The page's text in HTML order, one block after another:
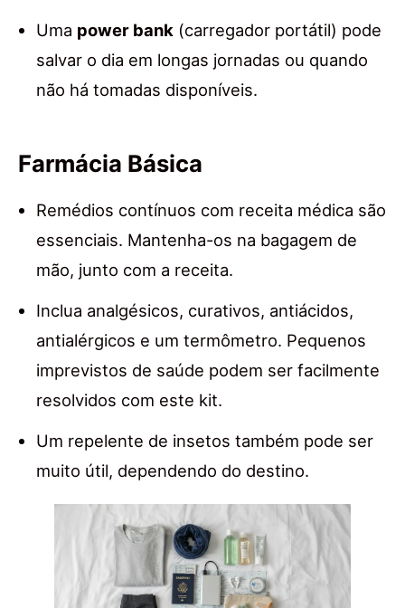
Uma power bank (carregador portátil) pode
salvar o dia em longas jornadas ou quando
não há tomadas disponíveis.
Farmácia Básica
Remédios contínuos com receita médica são
essenciais. Mantenha-os na bagagem de
mão, junto com a receita.
Inclua analgésicos, curativos, antiácidos,
antialérgicos e um termômetro. Pequenos
imprevistos de saúde podem ser facilmente
resolvidos com este kit.
Um repelente de insetos também pode ser
muito útil, dependendo do destino.